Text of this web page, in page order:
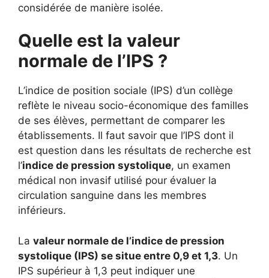
considérée de manière isolée.
Quelle est la valeur
normale de l’IPS ?
L’indice de position sociale (IPS) d’un collège
reflète le niveau socio-économique des familles
de ses élèves, permettant de comparer les
établissements. Il faut savoir que l’IPS dont il
est question dans les résultats de recherche est
l’indice de pression systolique, un examen
médical non invasif utilisé pour évaluer la
circulation sanguine dans les membres
inférieurs.
La valeur normale de l’indice de pression
systolique (IPS) se situe entre 0,9 et 1,3. Un
IPS supérieur à 1,3 peut indiquer une